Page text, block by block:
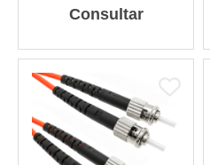
Consultar